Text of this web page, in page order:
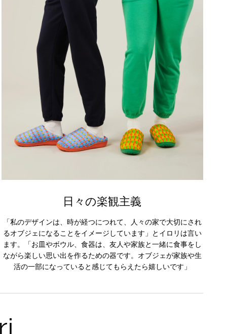
日々の楽観主義
「私のデザインは、時が経つにつれて、人々の家で大切にされ
るオブジェになることをイメージしています」とイロリは言い
ます。「お皿やボウル、食器は、友人や家族と一緒に食事をし
ながら楽しい思い出を作るための器です。オブジェが家族や生
活の一部になっていると感じてもらえたら嬉しいです」